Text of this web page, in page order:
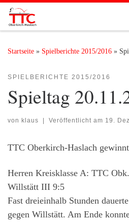
Zum Inhalt springen
Startseite » Spielberichte 2015/2016 »
SPIELBERICHTE 2015/2016
Spieltag
von klaus Veröffentlicht am 19.
TTC Oberkirch-Haslach
Herren Kreisklasse A: TTC
Willstätt III 9:5
Fast dreieinhalb Stunden
gegen Willstätt. Am Ende